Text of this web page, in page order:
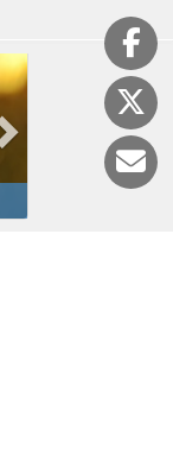
23:50
Літургія годин